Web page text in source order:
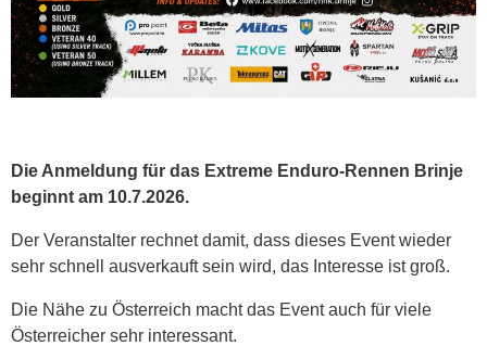
Die Anmeldung für das Extreme Enduro-Rennen Brinje
beginnt am 10.7.2026.
Der Veranstalter rechnet damit, dass dieses Event wieder
sehr schnell ausverkauft sein wird, das Interesse ist groß.
Die Nähe zu Österreich macht das Event auch für viele
Österreicher sehr interessant.